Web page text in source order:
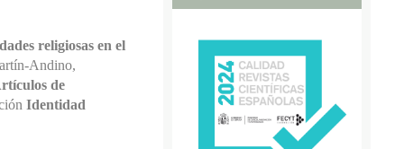
religiosas en el
Andino,
de
Identidad